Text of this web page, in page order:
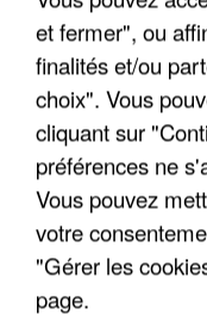
APRÈS TOUTES
DE FAUNE
et fermer", ou
finalités et/ou
choix". Vous
cliquant sur
préférences ne
Vous pouvez
votre
"Gérer les
page.